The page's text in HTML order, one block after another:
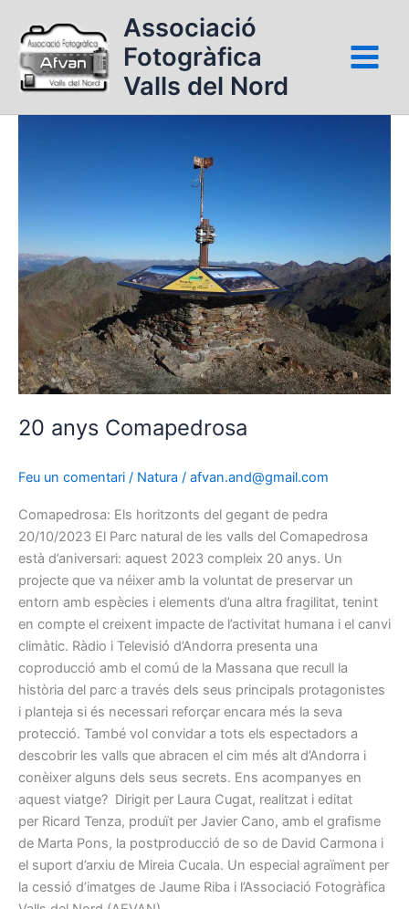
contingut
Associació
Fotogràfica
Valls del Nord
20 anys Comapedrosa
Feu un comentari / Natura / afvan.and@gmail.com
Comapedrosa: Els horitzonts del gegant de pedra
20/10/2023 El Parc natural de les valls del Comapedrosa
està d’aniversari: aquest 2023 compleix 20 anys. Un
projecte que va néixer amb la voluntat de preservar un
entorn amb espècies i elements d’una altra fragilitat, tenint
en compte el creixent impacte de l’activitat humana i el canvi
climàtic. Ràdio i Televisió d’Andorra presenta una
coproducció amb el comú de la Massana que recull la
història del parc a través dels seus principals protagonistes
i planteja si és necessari reforçar encara més la seva
protecció. També vol convidar a tots els espectadors a
descobrir les valls que abracen el cim més alt d’Andorra i
conèixer alguns dels seus secrets. Ens acompanyes en
aquest viatge? Dirigit per Laura Cugat, realitzat i editat
per Ricard Tenza, produït per Javier Cano, amb el grafisme
de Marta Pons, la postproducció de so de David Carmona i
el suport d’arxiu de Mireia Cucala. Un especial agraïment per
la cessió d’imatges de Jaume Riba i l’Associació Fotogràfica